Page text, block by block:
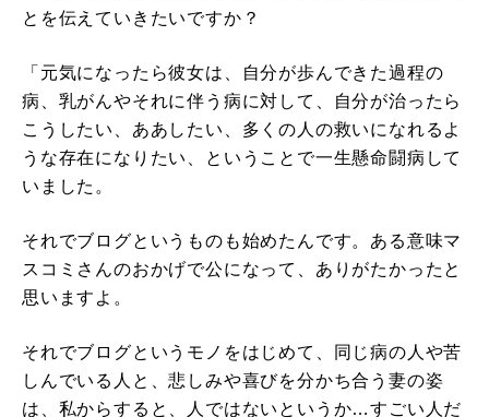
とを伝えていきたいですか？
「元気になったら彼女は、自分が歩んできた過程の
病、乳がんやそれに伴う病に対して、自分が治ったら
こうしたい、ああしたい、多くの人の救いになれるよ
うな存在になりたい、ということで一生懸命闘病して
いました。
それでブログというものも始めたんです。ある意味マ
スコミさんのおかげで公になって、ありがたかったと
思いますよ。
それでブログというモノをはじめて、同じ病の人や苦
しんでいる人と、悲しみや喜びを分かち合う妻の姿
は、私からすると、人ではないというか…すごい人だ